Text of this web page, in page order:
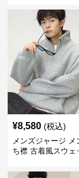
¥8,580 (税込)
メンズジャージ メ
ち襟 古着風スウェ